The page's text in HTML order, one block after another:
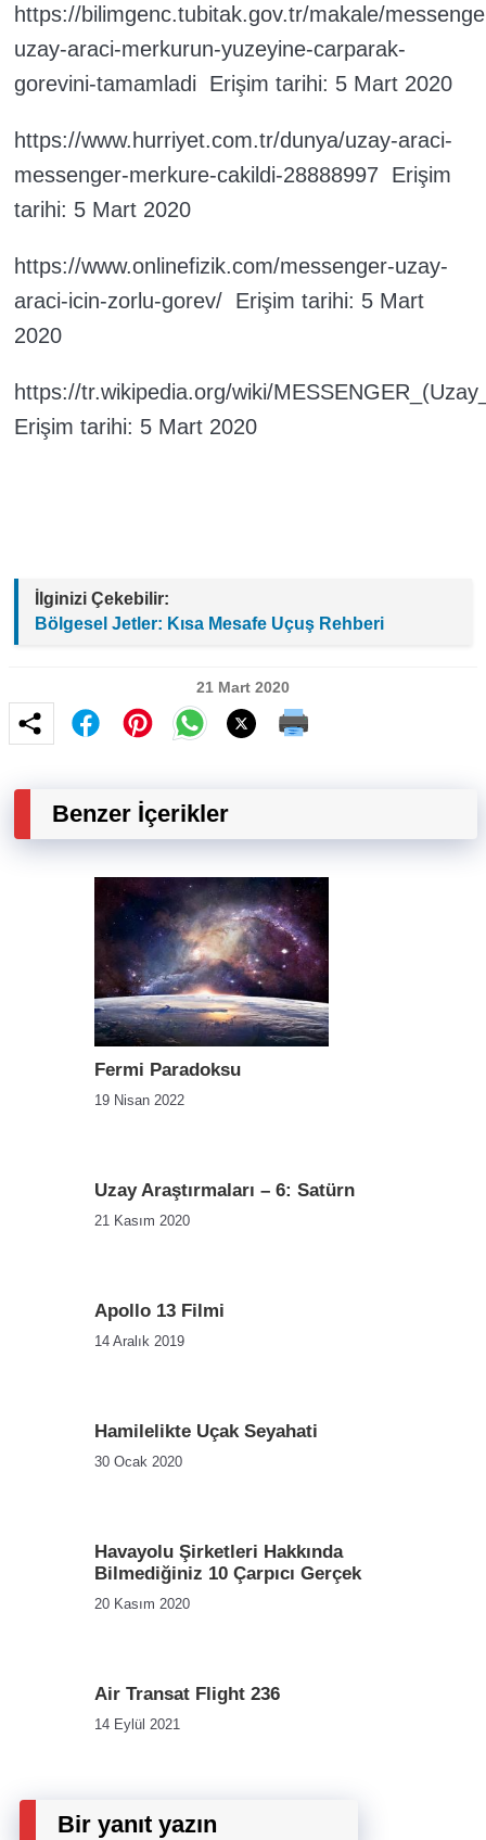
https://bilimgenc.tubitak.gov.tr/makale/
uzay-araci-merkurun-yuzeyine-carparak-
gorevini-tamamladi Erişim tarihi: 5 Mart 2020
https://www.hurriyet.com.tr/dunya/uzay-araci-
messenger-merkure-cakildi-28888997 Erişim
tarihi: 5 Mart 2020
https://www.onlinefizik.com/messenger-uzay-
araci-icin-zorlu-gorev/ Erişim tarihi: 5 Mart
2020
https://tr.wikipedia.org/wiki/
Erişim tarihi: 5 Mart 2020
İlginizi Çekebilir:
Bölgesel Jetler: Kısa Mesafe Uçuş Rehberi
21 Mart 2020
Benzer İçerikler
Fermi Paradoksu
19 Nisan 2022
Uzay Araştırmaları – 6: Satürn
21 Kasım 2020
Apollo 13 Filmi
14 Aralık 2019
Hamilelikte Uçak Seyahati
30 Ocak 2020
Havayolu Şirketleri Hakkında
Bilmediğiniz 10 Çarpıcı Gerçek
20 Kasım 2020
Air Transat Flight 236
14 Eylül 2021
Bir yanıt yazın